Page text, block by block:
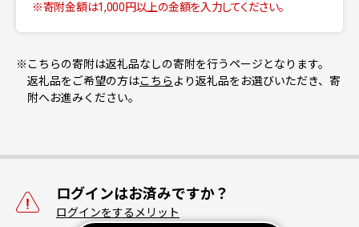
※寄附金額は1,000円以上の金額を入力してください。
※こちらの寄附は返礼品なしの寄附を行うページとなります。
返礼品をご希望の方はこちら より返礼品をお選びいただき、寄
附へお進みください。
ログインはお済みですか？
ログインをするメリット